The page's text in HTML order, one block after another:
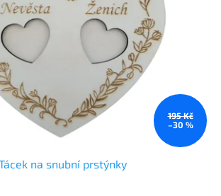
195 Kč
–30 %
na snubní prstýnky